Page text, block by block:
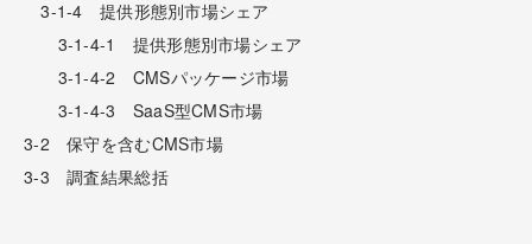
3-1-4 提供形態別市場シェア
3-1-4-1 提供形態別市場シェア
3-1-4-2 CMSパッケージ市場
3-1-4-3 SaaS型CMS市場
3-2 保守を含むCMS市場
3-3 調査結果総括